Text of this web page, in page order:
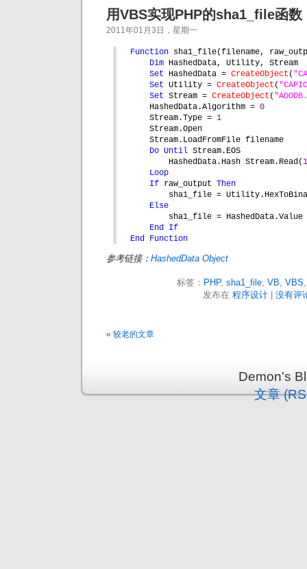
用VBS实现PHP的sha1_file函数
2011年01月3日，星期一
Function sha1_file(filename,
Dim HashedData, Utility, Stream
Set HashedData = CreateObject (
Set Utility = CreateObject (
Set Stream = CreateObject (
HashedData.Algorithm = 0
Stream.Type = 1
Stream.Open
Stream.LoadFromFile filename
Do Until Stream.EOS
HashedData.Hash Stream.Read(
Loop
If raw_output Then
sha1_file =
Else
sha1_file = HashedData.Value
End If
End Function
参考链接： HashedData Object
标签： PHP, sha1_file, VB, VBS
发布在 程序设计| 没有评
« 较老的文章
Demon's
文章